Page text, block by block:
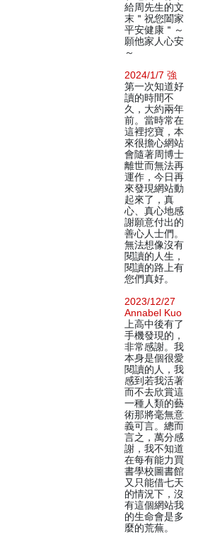
給周先生的文
末＂祝您闔家
平安健康＂～
願他家人心安
～
2024/1/7 強
第一次知道好
讀的時間不
久，大約兩年
前。當時常在
這裡挖寶，本
來很擔心網站
會隨著周博士
離世而無法再
運作，今日再
來發現網站動
起來了，真
心、真心地感
謝願意付出的
善心人士們。
無法想像沒有
閱讀的人生，
閱讀的路上有
您們真好。
2023/12/27
Annabel Kuo
上高中後有了
手機發現的，
非常感謝。我
本身是個很愛
閱讀的人，我
感到若我活著
而不去欣賞這
一種人類的藝
術那將毫無意
義可言。總而
言之，萬分感
謝，我不知道
在每有能力買
書學校圖書館
又只能借七天
的情況下，沒
有這個網站我
的生命會是多
麼的荒蕪。